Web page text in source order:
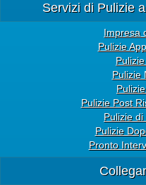
Servizi di Pulizie
Impresa
Pulizie
Pulizie
Pulizie Post
Pulizie
Pulizie
Pronto